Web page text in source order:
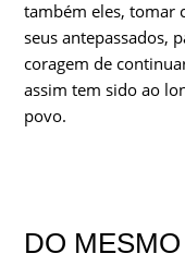
também eles, tomar
seus antepassados,
coragem de
assim tem sido ao
povo.
DO